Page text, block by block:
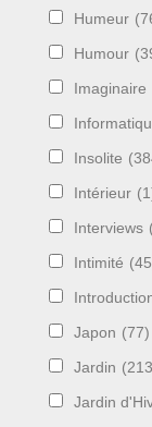
Humeur
Humour
Imaginaire
Insolite
Intérieur
Interviews
Intimité
Japon (77)
Jardin
Jardin